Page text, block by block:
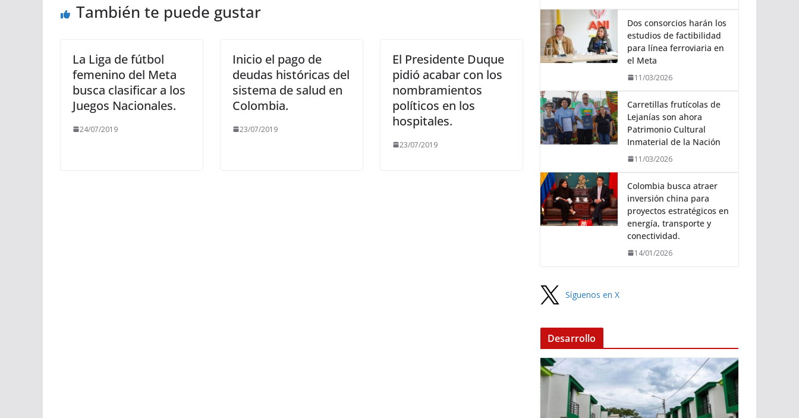
También te puede gustar
La Liga de fútbol
femenino del Meta
busca clasificar a los
Juegos Nacionales.
24/07/2019
Inicio el pago de
deudas históricas del
sistema de salud en
Colombia.
23/07/2019
El Presidente Duque
pidió acabar con los
nombramientos
políticos en los
hospitales.
23/07/2019
Dos consorcios harán los
estudios de factibilidad
para línea ferroviaria en
el Meta
11/03/2026
Carretillas frutícolas de
Lejanías son ahora
Patrimonio Cultural
Inmaterial de la Nación
11/03/2026
Colombia busca atraer
inversión china para
proyectos estratégicos en
energía, transporte y
conectividad.
14/01/2026
Síguenos en X
Desarrollo